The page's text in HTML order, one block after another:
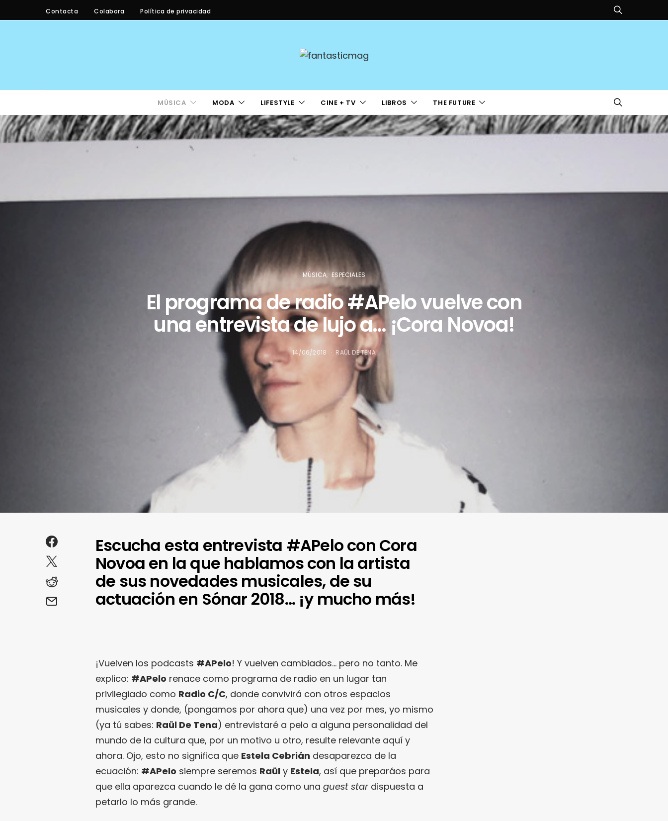
Contacta Colabora Política de privacidad
MÚSICA MODA LIFESTYLE CINE + TV LIBROS THE FUTURE
MÚSICA ESPECIALES
El programa de radio #APelo vuelve con
una entrevista de lujo a… ¡Cora Novoa!
14/06/2018 RAÜL DE TENA
Escucha esta entrevista #APelo con Cora
Novoa en la que hablamos con la artista
de sus novedades musicales, de su
actuación en Sónar 2018… ¡y mucho más!
¡Vuelven los podcasts #APelo! Y vuelven cambiados… pero no tanto. Me
explico: #APelo renace como programa de radio en un lugar tan
privilegiado como Radio C/C, donde convivirá con otros espacios
musicales y donde, (pongamos por ahora que) una vez por mes, yo mismo
(ya tú sabes: Raül De Tena) entrevistaré a pelo a alguna personalidad del
mundo de la cultura que, por un motivo u otro, resulte relevante aquí y
ahora. Ojo, esto no significa que Estela Cebrián desaparezca de la
ecuación: #APelo siempre seremos Raül y Estela, así que preparáos para
que ella aparezca cuando le dé la gana como una guest star dispuesta a
petarlo lo más grande.